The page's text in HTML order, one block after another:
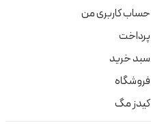
حساب کاربری من
پرداخت
سبد خرید
فروشگاه
کیدز مگ